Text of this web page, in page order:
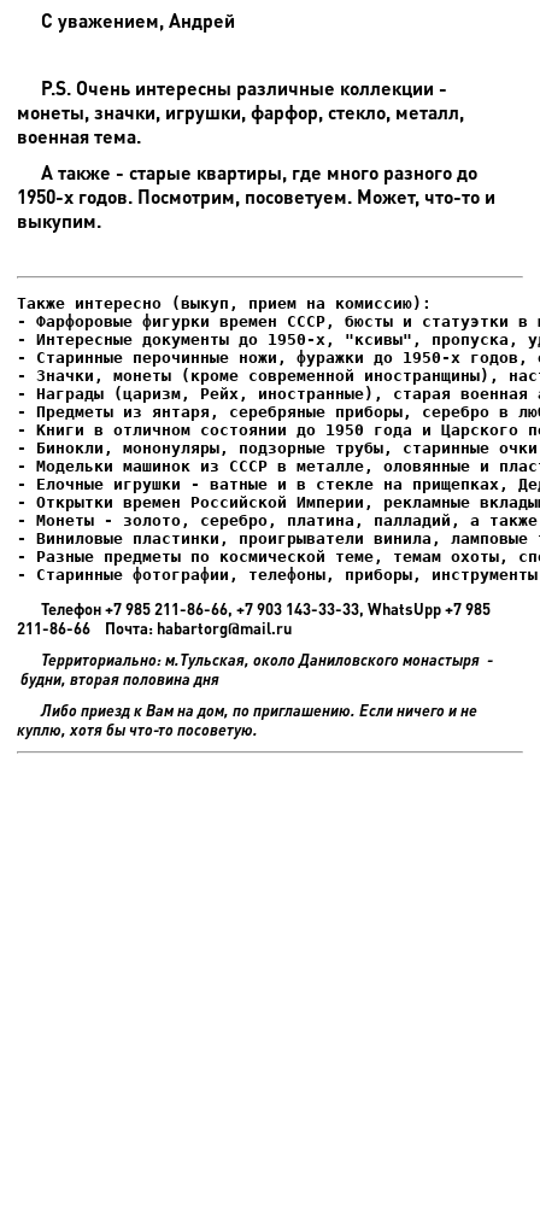
С уважением, Андрей
P.S. Очень интересны различные коллекции -
монеты, значки, игрушки, фарфор, стекло, металл,
военная тема.
А также - старые квартиры, где много разного до
1950-х годов. Посмотрим, посоветуем. Может, что-то и
выкупим.
- Фарфоровые фигурки времен СССР, бюсты и статуэтки в
- Интересные документы до 1950-х, "ксивы", пропуска,
- Елочные игрушки - ватные и в стекле на прищепках,
- Старинные фотографии, телефоны, приборы,
Телефон +7 985 211-86-66, +7 903 143-33-33, WhatsUpp +7 985
211-86-66 Почта: habartorg@mail.ru
Территориально: м.Тульская, около Даниловского монастыря -
будни, вторая половина дня
Либо приезд к Вам на дом, по приглашению. Если ничего и не
куплю, хотя бы что-то посоветую.